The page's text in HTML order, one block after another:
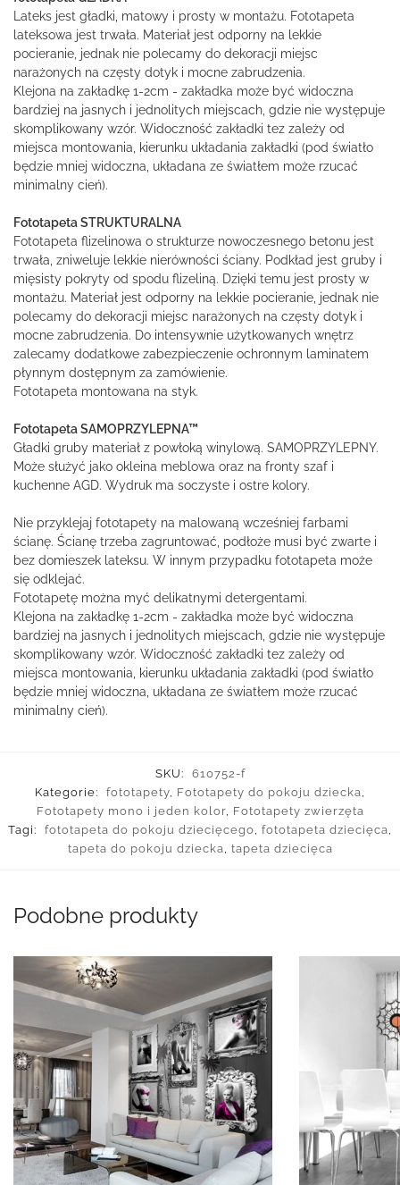
Lateks jest gładki, matowy i prosty w montażu. Fototapeta
lateksowa jest trwała. Materiał jest odporny na lekkie
pocieranie, jednak nie polecamy do dekoracji miejsc
narażonych na częsty dotyk i mocne zabrudzenia.
Klejona na zakładkę 1-2cm - zakładka może być widoczna
bardziej na jasnych i jednolitych miejscach, gdzie nie występuje
skomplikowany wzór. Widoczność zakładki tez zależy od
miejsca montowania, kierunku układania zakładki (pod światło
będzie mniej widoczna, układana ze światłem może rzucać
minimalny cień).
Fototapeta STRUKTURALNA
Fototapeta flizelinowa o strukturze nowoczesnego betonu jest
trwała, zniweluje lekkie nierówności ściany. Podkład jest gruby i
mięsisty pokryty od spodu flizeliną. Dzięki temu jest prosty w
montażu. Materiał jest odporny na lekkie pocieranie, jednak nie
polecamy do dekoracji miejsc narażonych na częsty dotyk i
mocne zabrudzenia. Do intensywnie użytkowanych wnętrz
zalecamy dodatkowe zabezpieczenie ochronnym laminatem
płynnym dostępnym za zamówienie.
Fototapeta montowana na styk.
Fototapeta SAMOPRZYLEPNA™
Gładki gruby materiał z powłoką winylową. SAMOPRZYLEPNY.
Może służyć jako okleina meblowa oraz na fronty szaf i
kuchenne AGD. Wydruk ma soczyste i ostre kolory.
Nie przyklejaj fototapety na malowaną wcześniej farbami
ścianę. Ścianę trzeba zagruntować, podłoże musi być zwarte i
bez domieszek lateksu. W innym przypadku fototapeta może
się odklejać.
Fototapetę można myć delikatnymi detergentami.
Klejona na zakładkę 1-2cm - zakładka może być widoczna
bardziej na jasnych i jednolitych miejscach, gdzie nie występuje
skomplikowany wzór. Widoczność zakładki tez zależy od
miejsca montowania, kierunku układania zakładki (pod światło
będzie mniej widoczna, układana ze światłem może rzucać
minimalny cień).
SKU:
610752-f
Kategorie:
fototapety, Fototapety do pokoju dziecka,
Fototapety mono i jeden kolor, Fototapety zwierzęta
Tagi:
fototapeta do pokoju dziecięcego, fototapeta dziecięca,
tapeta do pokoju dziecka, tapeta dziecięca
Podobne produkty